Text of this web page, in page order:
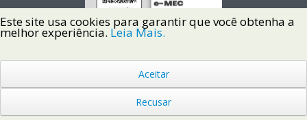
Copyright © 2022 Instituto Federal de Santa Catarina IFSC
Todos os Direitos Reservados.
Este site usa cookies para garantir que você obtenha a
melhor experiência. Leia Mais.
Aceitar
Recusar